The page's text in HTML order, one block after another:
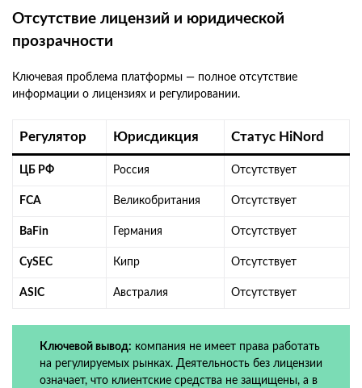
Отсутствие лицензий и юридической
прозрачности
Ключевая проблема платформы — полное отсутствие
информации о лицензиях и регулировании.
Регулятор Юрисдикция Статус HiNord
ЦБ РФ Россия Отсутствует
FCA Великобритания Отсутствует
BaFin Германия Отсутствует
CySEC Кипр Отсутствует
ASIC Австралия Отсутствует
Ключевой вывод: компания не имеет права работать
на регулируемых рынках. Деятельность без лицензии
означает, что клиентские средства не защищены, а в